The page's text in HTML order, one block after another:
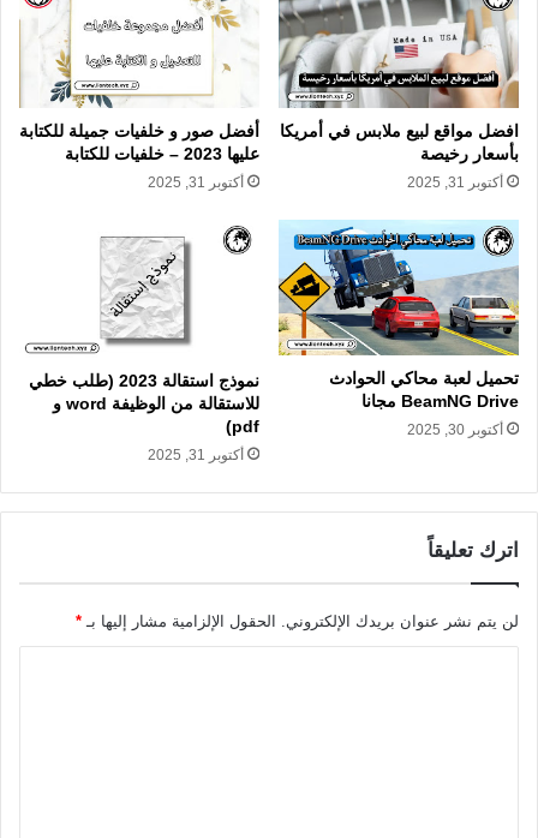
افضل مواقع لبيع ملابس في أمريكا
بأسعار رخيصة
أكتوبر 31, 2025
أفضل صور و خلفيات جميلة للكتابة
عليها 2023 – خلفيات للكتابة
أكتوبر 31, 2025
تحميل لعبة محاكي الحوادث
BeamNG Drive مجانا
أكتوبر 30, 2025
نموذج استقالة 2023 (طلب خطي
للاستقالة من الوظيفة word و
pdf)
أكتوبر 31, 2025
اترك تعليقاً
لن يتم نشر عنوان بريدك الإلكتروني. الحقول الإلزامية مشار إليها بـ *